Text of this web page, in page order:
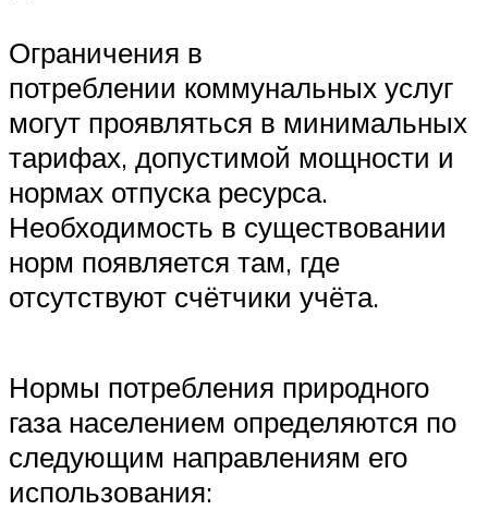
Ограничения в
потреблении коммунальных услуг
могут проявляться в минимальных
тарифах, допустимой мощности и
нормах отпуска ресурса.
Необходимость в существовании
норм появляется там, где
отсутствуют счётчики учёта.
Нормы потребления природного
газа населением определяются по
следующим направлениям его
использования: